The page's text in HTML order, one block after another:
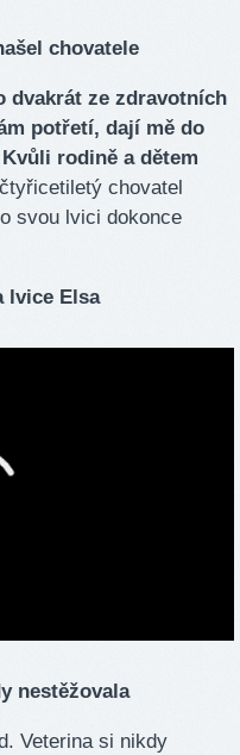
chovatele
dvakrát ze zdravotních
potřetí, dají mě do
rodině a dětem
chovatel
svou lvici dokonce
lvice Elsa
nestěžovala
Veterina si nikdy